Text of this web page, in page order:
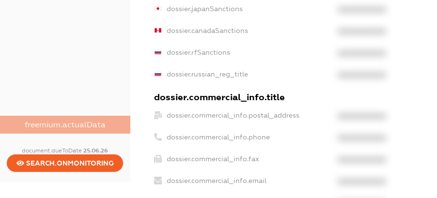
freemium.actualData
document.dueToDate25.06.26
SEARCH.ONMONITORING
dossier.japanSanctions
dossier.canadaSanctions
dossier.rfSanctions
dossier.russian_reg_title
dossier.commercial_info.title
dossier.commercial_info.postal_address
dossier.commercial_info.phone
dossier.commercial_info.fax
dossier.commercial_info.email